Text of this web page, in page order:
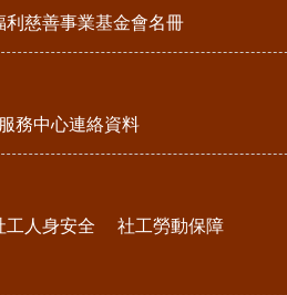
慈善事業基金會名冊
務中心連絡資料
工人身安全 社工勞動保障